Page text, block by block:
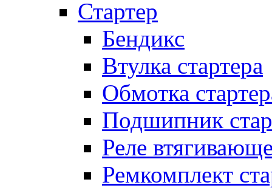
Стартер
Бендикс
Втулка стартера
Обмотка
Подшипник
Реле
Ремкомплект